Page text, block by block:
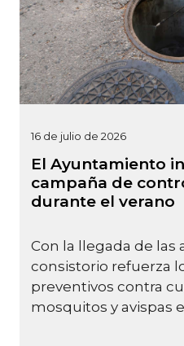
16 de julio de 2026
El Ayuntamiento
campaña de
durante el verano
Con la llegada de las
consistorio refuerza
preventivos contra
mosquitos y avispas